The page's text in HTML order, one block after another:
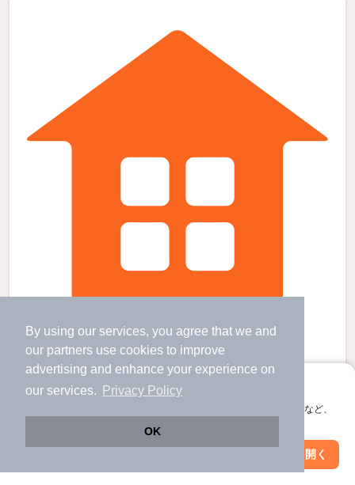
By using our services, you agree that we and
our partners use cookies to improve
advertising and enhance your experience on
our services.
Privacy Policy
OK
アプリに切り替えて、サクサクお部屋探し
会員登録なしですぐ使える。マップ検索やお気に入り保存など、
アプリを開く
常澄駅より徒歩40分 築38年 1階建の賃貸物件
常澄駅 歩 40分 （大洗鹿島線）
東水戸駅 歩
分 （大洗鹿島線）
1階建 / 38年 / 木造
絞り込み条件を変更